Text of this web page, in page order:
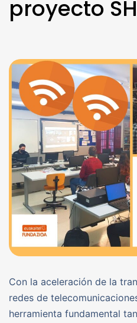
proyecto
Con la aceleración de la
redes de
herramienta fundamental